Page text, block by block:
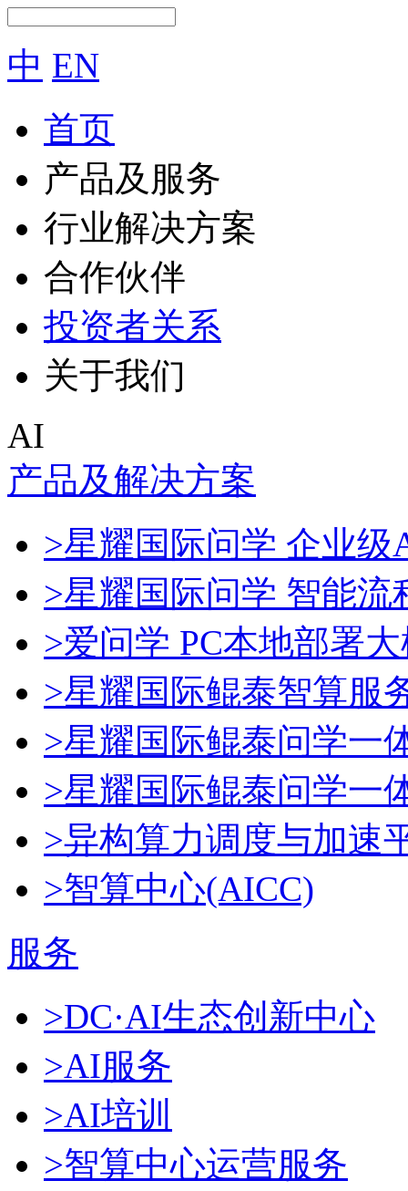
中 EN
首页
产品及服务
行业解决方案
合作伙伴
投资者关系
关于我们
AI
产品及解决方案
>星耀国际问学 企业级
>星耀国际问学 智能流
>爱问学 PC本地部署
>星耀国际鲲泰智算服
>星耀国际鲲泰问学一
>星耀国际鲲泰问学一
>异构算力调度与加速
>智算中心(AICC)
服务
>DC·AI生态创新中心
>AI服务
>AI培训
>智算中心运营服务